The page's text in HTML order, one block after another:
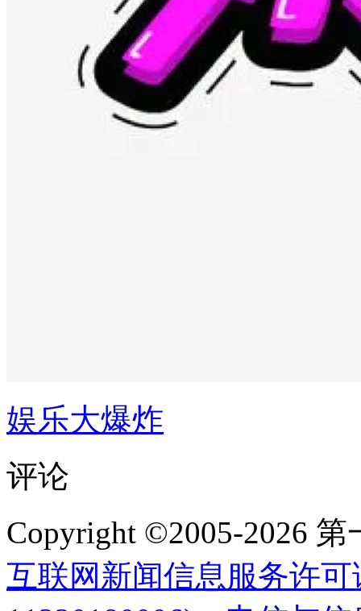
娱乐大爆炸
评论
Copyright ©2005-2026
互联网新闻信息服务许